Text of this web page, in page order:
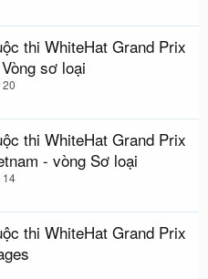
thi WhiteHat Grand Prix
sơ loại
20
thi WhiteHat Grand Prix
- vòng Sơ loại
14
thi WhiteHat Grand Prix